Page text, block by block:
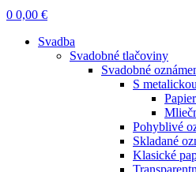
0 0,00 €
Svadba
Svadobné tlačoviny
Svadobné
S
Pohyblivé
Skladané
Klasické